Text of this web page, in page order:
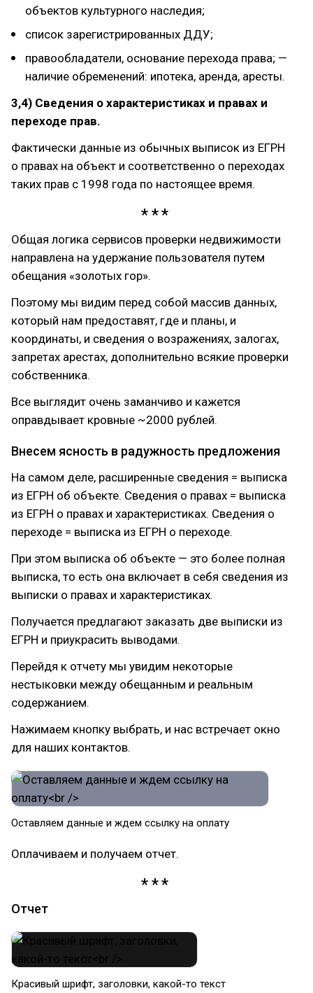
объектов культурного наследия;
список зарегистрированных ДДУ;
правообладатели, основание перехода права; —
наличие обременений: ипотека, аренда, аресты.
3,4) Сведения о характеристиках и правах и
переходе прав.
Фактически данные из обычных выписок из ЕГРН
о правах на объект и соответственно о переходах
таких прав с 1998 года по настоящее время.
Общая логика сервисов проверки недвижимости
направлена на удержание пользователя путем
обещания «золотых гор».
Поэтому мы видим перед собой массив данных,
который нам предоставят, где и планы, и
координаты, и сведения о возражениях, залогах,
запретах арестах, дополнительно всякие проверки
собственника.
Все выглядит очень заманчиво и кажется
оправдывает кровные ~2000 рублей.
Внесем ясность в радужность предложения
На самом деле, расширенные сведения = выписка
из ЕГРН об объекте. Сведения о правах = выписка
из ЕГРН о правах и характеристиках. Сведения о
переходе = выписка из ЕГРН о переходе.
При этом выписка об объекте — это более полная
выписка, то есть она включает в себя сведения из
выписки о правах и характеристиках.
Получается предлагают заказать две выписки из
ЕГРН и приукрасить выводами.
Перейдя к отчету мы увидим некоторые
нестыковки между обещанным и реальным
содержанием.
Нажимаем кнопку выбрать, и нас встречает окно
для наших контактов.
Оставляем данные и ждем ссылку на оплату
Оплачиваем и получаем отчет.
Отчет
Красивый шрифт, заголовки, какой-то текст